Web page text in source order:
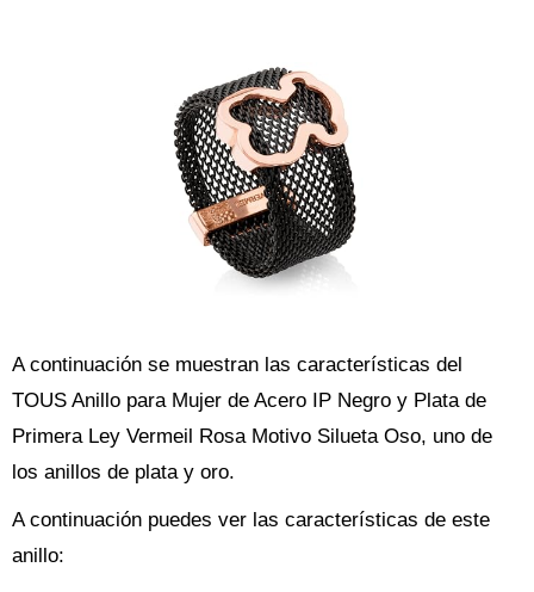
A continuación se muestran las características del
TOUS Anillo para Mujer de Acero IP Negro y Plata de
Primera Ley Vermeil Rosa Motivo Silueta Oso, uno de
los anillos de plata y oro.
A continuación puedes ver las características de este
anillo: